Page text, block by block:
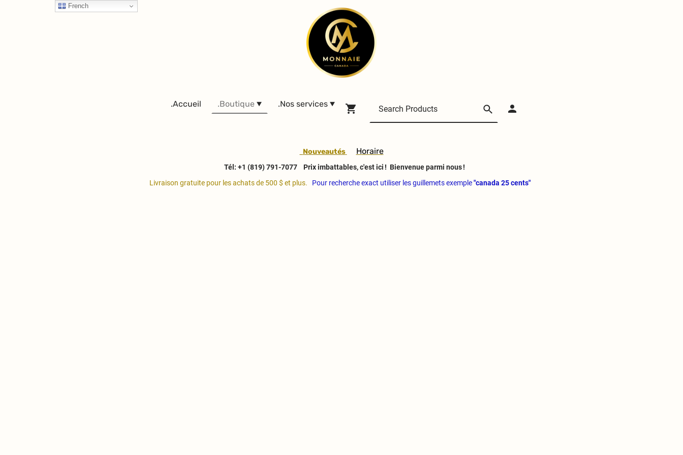
.Accueil .Boutique .Nos services
Nouveautés Horaire
Tél: +1 (819) 791-7077
Prix imbattables, c'est ici ! Bienvenue parmi nous !
Livraison gratuite pour les achats de 500 $ et plus.
Pour recherche exact utiliser les guillemets exemple"canada 25 cents"
French